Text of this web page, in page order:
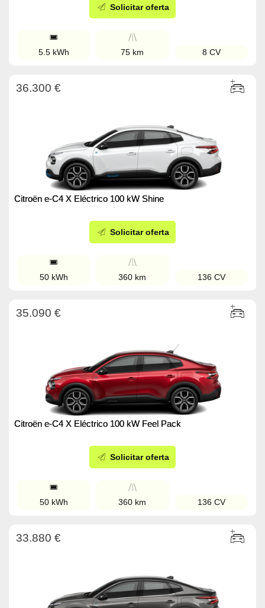
Solicitar oferta
5.5 kWh 75 km 8 CV
36.300 €
Citroën e-C4 X Eléctrico 100 kW Shine
Solicitar oferta
50 kWh 360 km 136 CV
35.090 €
Citroën e-C4 X Eléctrico 100 kW Feel Pack
Solicitar oferta
50 kWh 360 km 136 CV
33.880 €